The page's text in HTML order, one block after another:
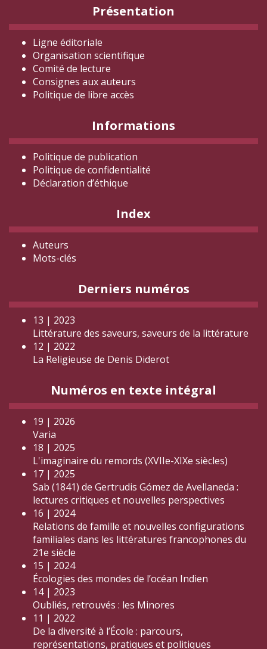
Présentation
Ligne éditoriale
Organisation scientifique
Comité de lecture
Consignes aux auteurs
Politique de libre accès
Informations
Politique de publication
Politique de confidentialité
Déclaration d’éthique
Index
Auteurs
Mots-clés
Derniers numéros
13 | 2023
Littérature des saveurs, saveurs de la littérature
12 | 2022
La Religieuse de Denis Diderot
Numéros en texte intégral
19 | 2026
Varia
18 | 2025
L'imaginaire du remords (XVIIe-XIXe siècles)
17 | 2025
Sab (1841) de Gertrudis Gómez de Avellaneda :
lectures critiques et nouvelles perspectives
16 | 2024
Relations de famille et nouvelles configurations
familiales dans les littératures francophones du
21e siècle
15 | 2024
Écologies des mondes de l’océan Indien
14 | 2023
Oubliés, retrouvés : les Minores
11 | 2022
De la diversité à l’École : parcours,
représentations, pratiques et politiques